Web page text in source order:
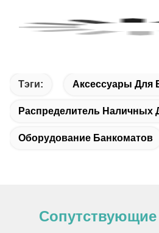
Тэги: Аксессуары Для
Распределитель Наличных
Оборудование Банкоматов